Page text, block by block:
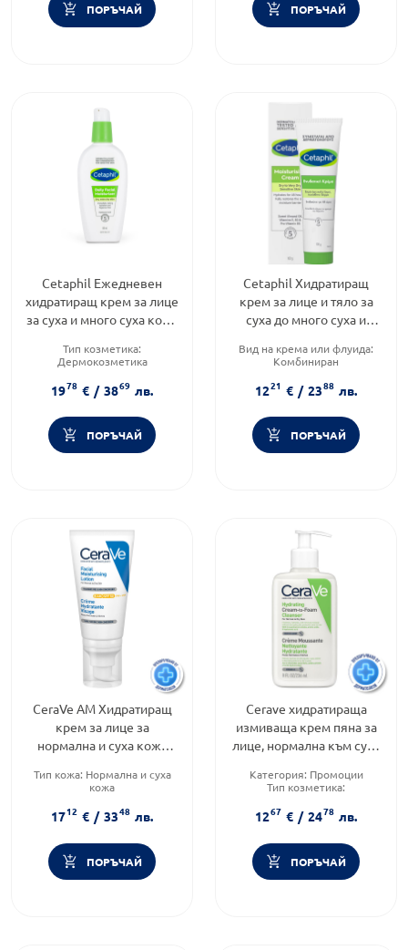
ПОРЪЧАЙ ПОРЪЧАЙ
Cetaphil Ежедневен
хидратиращ крем за лице
за суха и много суха кожа
Тип козметика:
Дермокозметика
Функционалност:
Подхранване и хидратация
1978 € / 3869 лв.
ПОРЪЧАЙ
Cetaphil Хидратиращ
крем за лице и тяло за
суха до много суха и
Вид на крема или флуида:
Комбиниран
Форма на продукта:крем
1221 € / 2388 лв.
ПОРЪЧАЙ
CeraVe AM Хидратиращ
крем за лице за
нормална и суха кожа
Тип кожа: Нормална и суха
кожа
Функционалност:
Подхранване и хидратация
1712 € / 3348 лв.
ПОРЪЧАЙ
Cerave хидратираща
измиваща крем пяна за
лице, нормална към суха
Категория: Промоции
Тип козметика:
Форма на продукта:крем
1267 € / 2478 лв.
ПОРЪЧАЙ